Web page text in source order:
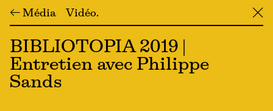
← Média Vidéo ╳
BIBLIOTOPIA 2019 |
Entretien avec Philippe
Sands